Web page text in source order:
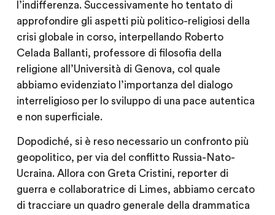
l’indifferenza. Successivamente ho tentato di
approfondire gli aspetti più politico-religiosi della
crisi globale in corso, interpellando Roberto
Celada Ballanti, professore di filosofia della
religione all’Università di Genova, col quale
abbiamo evidenziato l’importanza del dialogo
interreligioso per lo sviluppo di una pace autentica
e non superficiale.
Dopodiché, si è reso necessario un confronto più
geopolitico, per via del conflitto Russia-Nato-
Ucraina. Allora con Greta Cristini, reporter di
guerra e collaboratrice di Limes, abbiamo cercato
di tracciare un quadro generale della drammatica